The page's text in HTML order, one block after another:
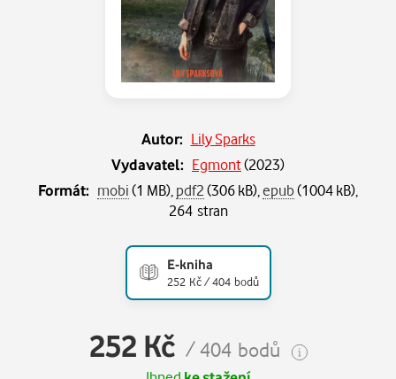
Autor: Lily Sparks
Vydavatel: Egmont(2023)
Formát: mobi(1 MB), pdf2(306 kB), epub(1004 kB),
264 stran
E-kniha
252 Kč / 404 bodů
252 Kč / 404 bodů